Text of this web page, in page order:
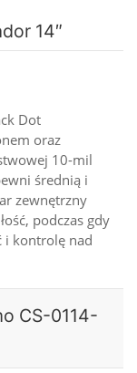
14″
Dot
oraz
10-mil
średnią i
zewnętrzny
podczas gdy
i kontrolę nad
CS-0114-